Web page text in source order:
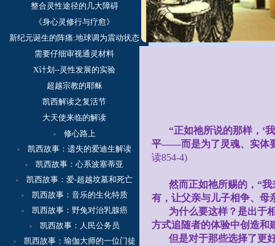
整合灵性途径的几大障碍
《身心灵修行与疗愈》
新纪元诞生的阵痛:地球调为震动状态
需要仔细审视通灵材料
X计划--灵性发展的实验
超越宗教的耶稣
凯西解读之复活节
大天使来临的解读
修心路上
凯西故事： 遗失的爱迪生解读
凯西故事：心系波塞蒂亚
凯西故事：爱-超越坟墓和死亡
凯西故事：音乐的生化特质
凯西故事：野兔对治乳腺癌
凯西故事：人民公务员
凯西故事：瑜伽大师的一位门徒
“正如祂所说的那样，‘
平——而是为了灵魂、实体
读854-4)
然而正如祂所赐的，“
有，让父亲与儿子相争、母
为什么要这样？是出于
方式追随者的体验中创造和
但是对于那些选择了更